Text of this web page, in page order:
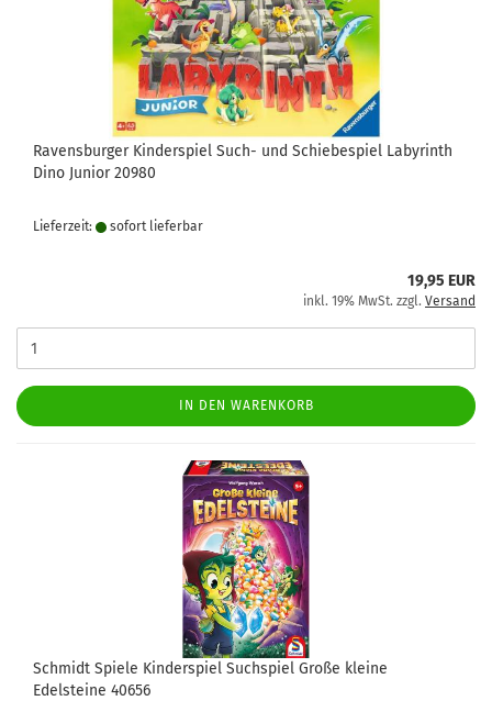
Ravensburger Kinderspiel Such- und Schiebespiel Labyrinth
Dino Junior 20980
Lieferzeit: sofort lie­fer­bar
19,95 EUR
inkl. 19% MwSt. zzgl. Versand
IN DEN WARENKORB
Schmidt Spiele Kinderspiel Suchspiel Große kleine
Edelsteine 40656